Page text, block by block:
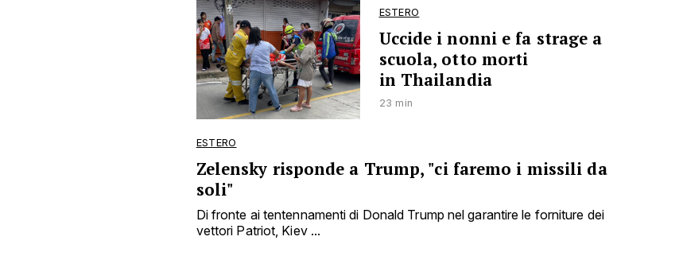
ESTERO
Uccide i nonni e fa strage a
scuola, otto morti
in Thailandia
23 min
ESTERO
Zelensky risponde a Trump, "ci faremo i missili da
soli"
Di fronte ai tentennamenti di Donald Trump nel garantire le forniture dei
vettori Patriot, Kiev ...